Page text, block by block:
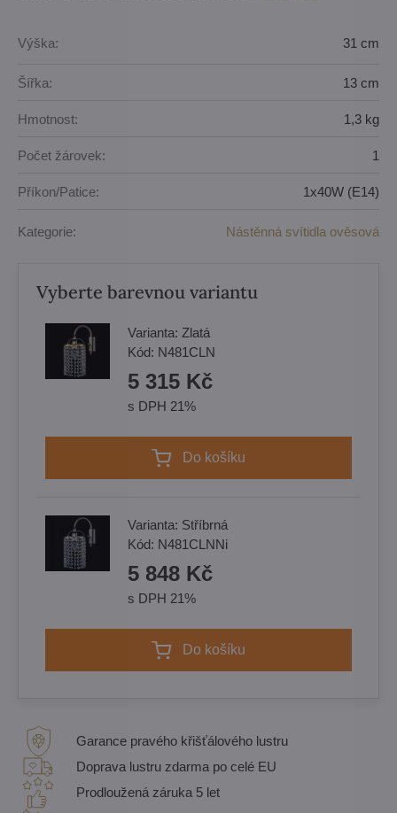
Výška: 31 cm
Šířka: 13 cm
Hmotnost: 1,3 kg
Počet žárovek: 1
Příkon/Patice: 1x40W (E14)
Kategorie: Nástěnná svítidla ověsová
Vyberte barevnou variantu
Varianta: Zlatá
Kód: N481CLN
5 315 Kč
s DPH 21%
Do košíku
Varianta: Stříbrná
Kód: N481CLNNi
5 848 Kč
s DPH 21%
Do košíku
Garance pravého křišťálového lustru
Doprava lustru zdarma po celé EU
Prodloužená záruka 5 let